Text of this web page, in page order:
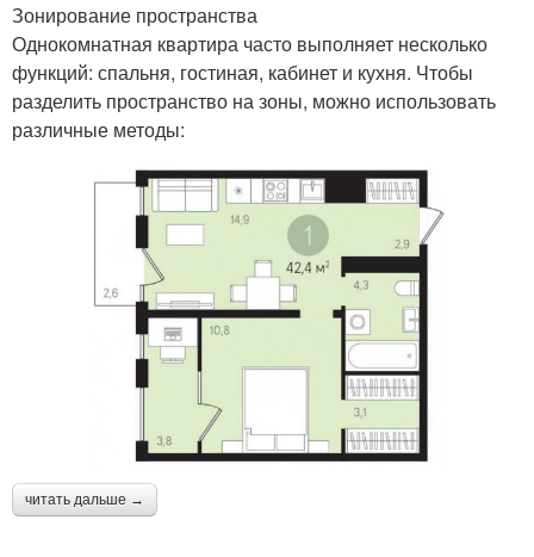
Зонирование пространства
Однокомнатная квартира часто выполняет несколько
функций: спальня, гостиная, кабинет и кухня. Чтобы
разделить пространство на зоны, можно использовать
различные методы:
читать дальше →